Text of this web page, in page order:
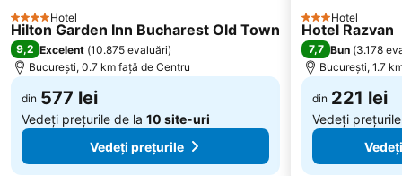
Opera Națională București
Parcul Cișmigiu
Muzeul Național al Satului Dimitrie Gusti
Dorobanţi
Stadionul Giulesti-Valentin Stanescu
Catedrala Patriarhală din Bucureşti
4 SteleHotel
Hilton Garden Inn Bucharest Old Town
9,2 Excelent (10.875 evaluări)
București, 0.7 km faţă de Centru
din 577 lei
Vedeți prețurile de la 10 site-uri
Vedeți prețurile
3 SteleHotel
Hotel Razvan
7,7 Bun (3.178
București, 1.7
din 221 lei
Vedeți